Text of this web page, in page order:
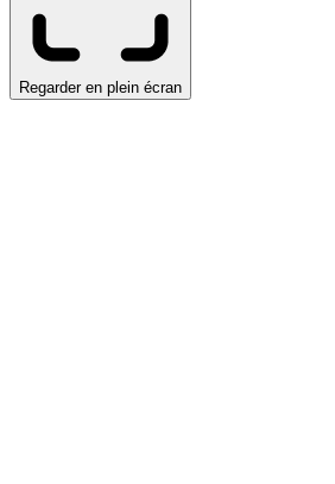
Regarder en plein écran